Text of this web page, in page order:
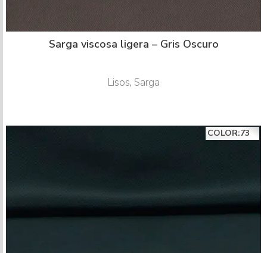
Sarga viscosa ligera – Gris Oscuro
Lisos, Sarga
COLOR:73